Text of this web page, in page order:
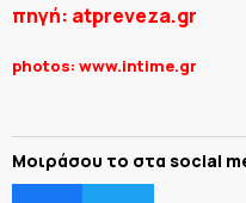
πηγή: atpreveza.gr
photos: www.intime.gr
Μοιράσου το στα social